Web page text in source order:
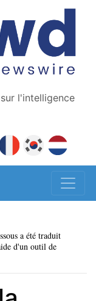
l'intelligence
a été traduit
d'un outil de